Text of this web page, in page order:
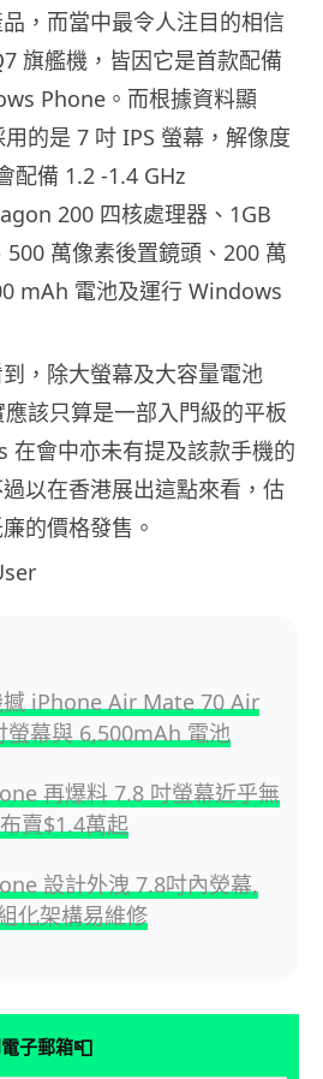
，而當中最令人注目的相信
旗艦機，皆因它是首款配備
Phone。而根據資料顯
的是 7 吋 IPS 螢幕，解像度
配備 1.2 -1.4 GHz
200 四核處理器、1GB
500 萬像素後置鏡頭、200 萬
mAh 電池及運行 Windows
，除大螢幕及大容量電池
該只算是一部入門級的平板
在會中亦未有提及該款手機的
以在香港展出這點來看，估
的價格發售。
iPhone Air Mate 70 Air
螢幕與 6,500mAh 電池
再爆料 7.8 吋螢幕近乎無
賣$1.4萬起
設計外洩 7.8吋內熒幕,
化架構易維修
子郵箱📮